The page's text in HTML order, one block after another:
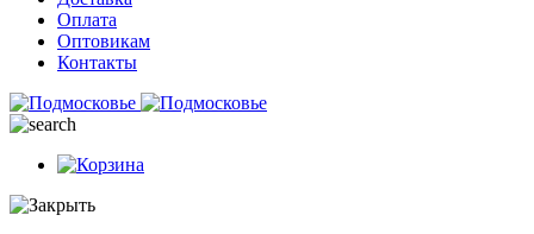
Оплата
Оптовикам
Контакты